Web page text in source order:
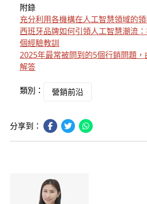
附錄
充分利用各機構在人工智慧領域的
西班牙品牌如何引領人工智慧潮流
個經驗教訓
2025年最常被問到的5個行銷問題
解答
類別： 營銷前沿
分享到：